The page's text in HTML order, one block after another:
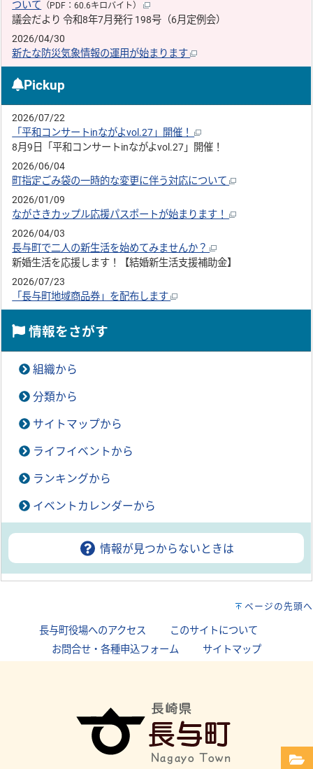
ついて （PDF：60.6キロバイト）
議会だより 令和8年7月発行 198号（6月定例会）
2026/04/30
新たな防災気象情報の運用が始まります
Pickup
2026/07/22
「平和コンサートinながよvol.27」開催！
8月9日「平和コンサートinながよvol.27」開催！
2026/06/04
町指定ごみ袋の一時的な変更に伴う対応について
2026/01/09
ながさきカップル応援パスポートが始まります！
2026/04/03
長与町で二人の新生活を始めてみませんか？
新婚生活を応援します！【結婚新生活支援補助金】
2026/07/23
「長与町地域商品券」を配布します
情報をさがす
組織から
分類から
サイトマップから
ライフイベントから
ランキングから
イベントカレンダーから
情報が見つからないときは
ページの先頭へ
長与町役場へのアクセス このサイトについて
お問合せ・各種申込フォーム
サイトマップ